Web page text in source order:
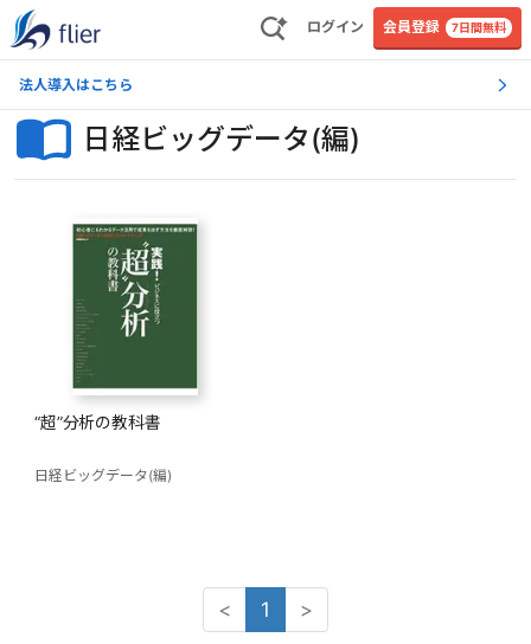
ログイン 会員登録 7日間無料
法人導入はこちら
日経ビッグデータ(編)
“超”分析の教科書
日経ビッグデータ(編)
< 1 >